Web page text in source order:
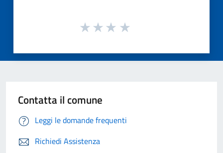
Contatta il comune
Leggi le domande frequenti
Richiedi Assistenza